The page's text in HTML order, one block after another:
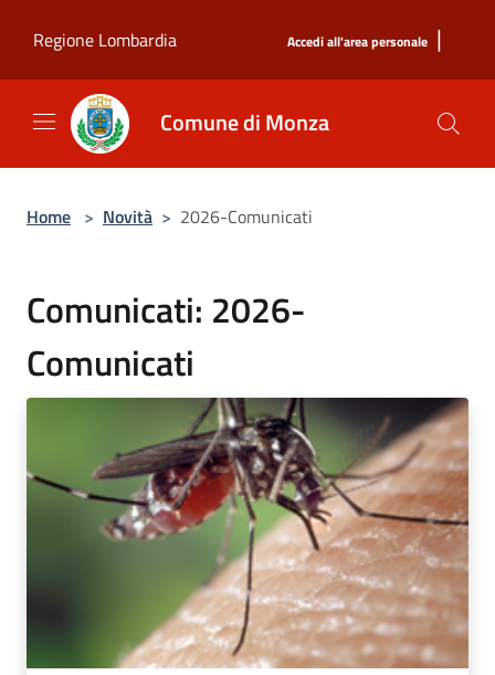
Regione Lombardia
Accedi all'area personale |
Comune di Monza
Home > Novità > 2026-Comunicati
Comunicati: 2026-
Comunicati